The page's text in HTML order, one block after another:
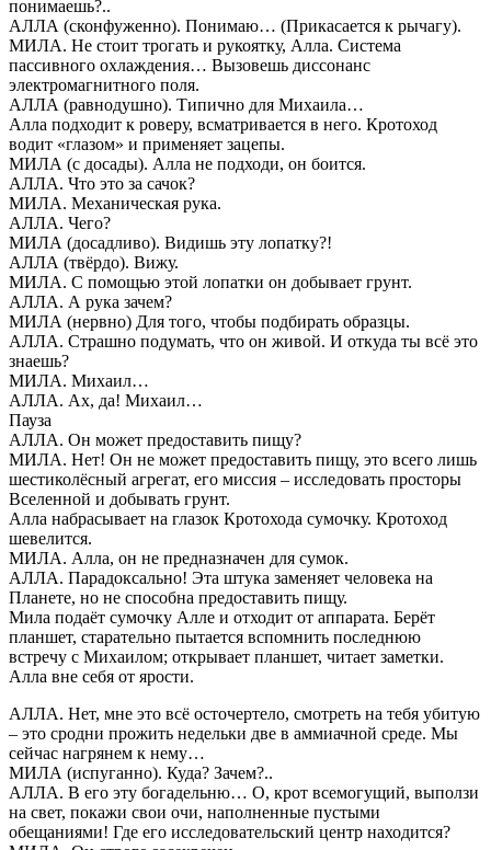
понимаешь?..
АЛЛА (сконфуженно). Понимаю… (Прикасается к рычагу).
МИЛА. Не стоит трогать и рукоятку, Алла. Система
пассивного охлаждения… Вызовешь диссонанс
электромагнитного поля.
АЛЛА (равнодушно). Типично для Михаила…
Алла подходит к роверу, всматривается в него. Кротоход
водит «глазом» и применяет зацепы.
МИЛА (с досады). Алла не подходи, он боится.
АЛЛА. Что это за сачок?
МИЛА. Механическая рука.
АЛЛА. Чего?
МИЛА (досадливо). Видишь эту лопатку?!
АЛЛА (твёрдо). Вижу.
МИЛА. С помощью этой лопатки он добывает грунт.
АЛЛА. А рука зачем?
МИЛА (нервно) Для того, чтобы подбирать образцы.
АЛЛА. Страшно подумать, что он живой. И откуда ты всё это
знаешь?
МИЛА. Михаил…
АЛЛА. Ах, да! Михаил…
Пауза
АЛЛА. Он может предоставить пищу?
МИЛА. Нет! Он не может предоставить пищу, это всего лишь
шестиколёсный агрегат, его миссия – исследовать просторы
Вселенной и добывать грунт.
Алла набрасывает на глазок Кротохода сумочку. Кротоход
шевелится.
МИЛА. Алла, он не предназначен для сумок.
АЛЛА. Парадоксально! Эта штука заменяет человека на
Планете, но не способна предоставить пищу.
Мила подаёт сумочку Алле и отходит от аппарата. Берёт
планшет, старательно пытается вспомнить последнюю
встречу с Михаилом; открывает планшет, читает заметки.
Алла вне себя от ярости.
АЛЛА. Нет, мне это всё осточертело, смотреть на тебя убитую
– это сродни прожить недельки две в аммиачной среде. Мы
сейчас нагрянем к нему…
МИЛА (испуганно). Куда? Зачем?..
АЛЛА. В его эту богадельню… О, крот всемогущий, выползи
на свет, покажи свои очи, наполненные пустыми
обещаниями! Где его исследовательский центр находится?